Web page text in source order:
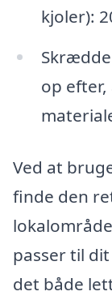
kjoler):
op
Ved at
finde den
passer til
det både